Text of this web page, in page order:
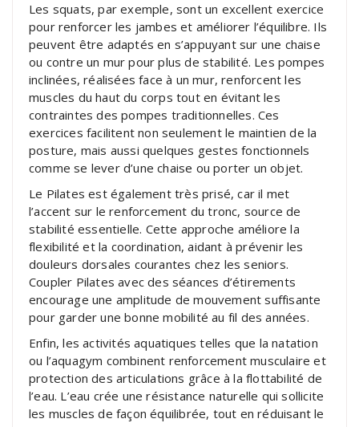
Les squats, par exemple, sont un excellent exercice
pour renforcer les jambes et améliorer l’équilibre. Ils
peuvent être adaptés en s’appuyant sur une chaise
ou contre un mur pour plus de stabilité. Les pompes
inclinées, réalisées face à un mur, renforcent les
muscles du haut du corps tout en évitant les
contraintes des pompes traditionnelles. Ces
exercices facilitent non seulement le maintien de la
posture, mais aussi quelques gestes fonctionnels
comme se lever d’une chaise ou porter un objet.
Le Pilates est également très prisé, car il met
l’accent sur le renforcement du tronc, source de
stabilité essentielle. Cette approche améliore la
flexibilité et la coordination, aidant à prévenir les
douleurs dorsales courantes chez les seniors.
Coupler Pilates avec des séances d’étirements
encourage une amplitude de mouvement suffisante
pour garder une bonne mobilité au fil des années.
Enfin, les activités aquatiques telles que la natation
ou l’aquagym combinent renforcement musculaire et
protection des articulations grâce à la flottabilité de
l’eau. L’eau crée une résistance naturelle qui sollicite
les muscles de façon équilibrée, tout en réduisant le